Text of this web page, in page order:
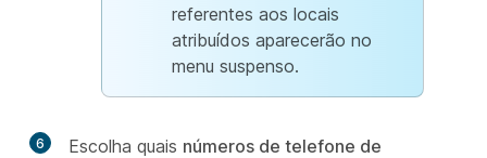
referentes aos locais
atribuídos aparecerão no
menu suspenso.
6 Escolha quais números de telefone de